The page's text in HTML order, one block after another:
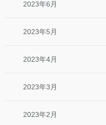
2023年6月
2023年5月
2023年4月
2023年3月
2023年2月